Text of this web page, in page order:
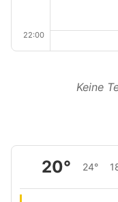
22:00
Keine
20° 24°